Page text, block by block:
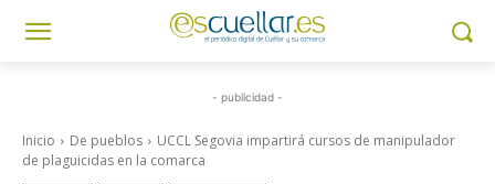
- publicidad -
Inicio De pueblos
UCCL Segovia impartirá cursos de manipulador
de plaguicidas en la comarca